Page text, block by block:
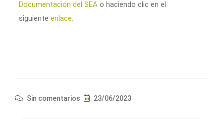
Documentación del SEA o haciendo clic en el
siguiente enlace.
Sin comentarios 23/06/2023